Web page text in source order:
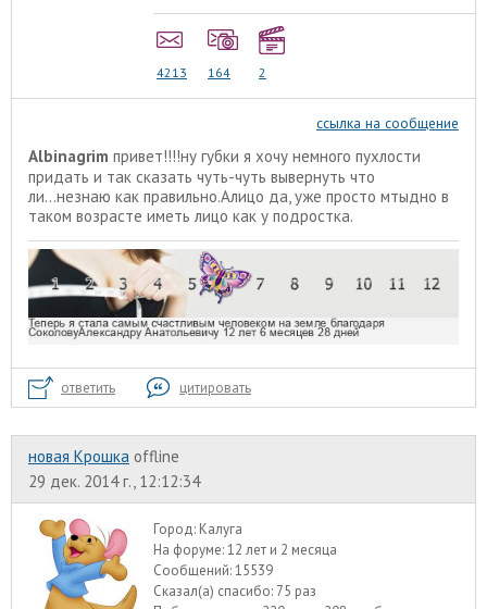
4213 164 2
ссылка на сообщение
Albinagrim привет!!!!ну губки я хочу немного пухлости
придать и так сказать чуть-чуть вывернуть что
ли...незнаю как правильно.Алицо да, уже просто мтыдно в
таком возрасте иметь лицо как у подростка.
ответить цитировать
новая Крошка offline
29 дек. 2014 г., 12:12:34
Город: Калуга
На форуме:12 лет и 2 месяца
Сообщений:15539
Сказал(а) спасибо: 75 раз